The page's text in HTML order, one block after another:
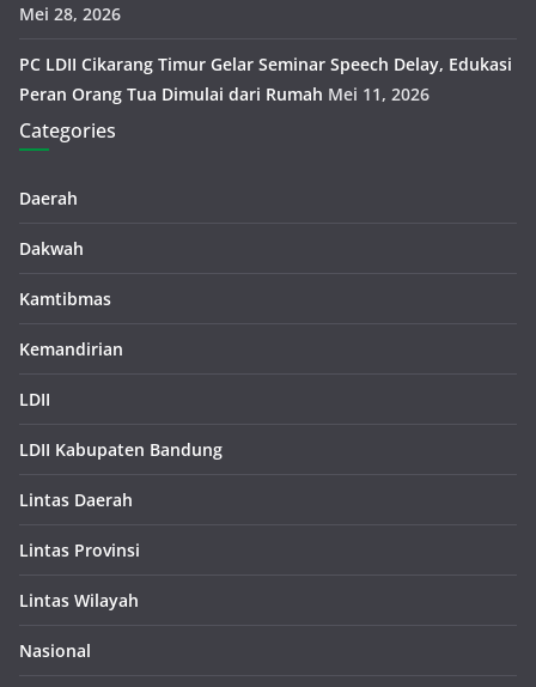
Mei 28, 2026
PC LDII Cikarang Timur Gelar Seminar Speech Delay, Edukasi
Peran Orang Tua Dimulai dari Rumah Mei 11, 2026
Categories
Daerah
Dakwah
Kamtibmas
Kemandirian
LDII
LDII Kabupaten Bandung
Lintas Daerah
Lintas Provinsi
Lintas Wilayah
Nasional